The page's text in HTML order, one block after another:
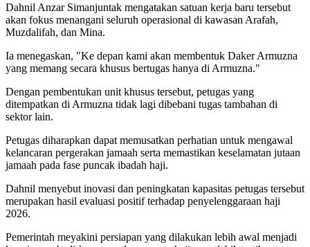
Dahnil Anzar Simanjuntak mengatakan satuan kerja baru tersebut
akan fokus menangani seluruh operasional di kawasan Arafah,
Muzdalifah, dan Mina.
Ia menegaskan, "Ke depan kami akan membentuk Daker Armuzna
yang memang secara khusus bertugas hanya di Armuzna."
Dengan pembentukan unit khusus tersebut, petugas yang
ditempatkan di Armuzna tidak lagi dibebani tugas tambahan di
sektor lain.
Petugas diharapkan dapat memusatkan perhatian untuk mengawal
kelancaran pergerakan jamaah serta memastikan keselamatan jutaan
jamaah pada fase puncak ibadah haji.
Dahnil menyebut inovasi dan peningkatan kapasitas petugas tersebut
merupakan hasil evaluasi positif terhadap penyelenggaraan haji
2026.
Pemerintah meyakini persiapan yang dilakukan lebih awal menjadi